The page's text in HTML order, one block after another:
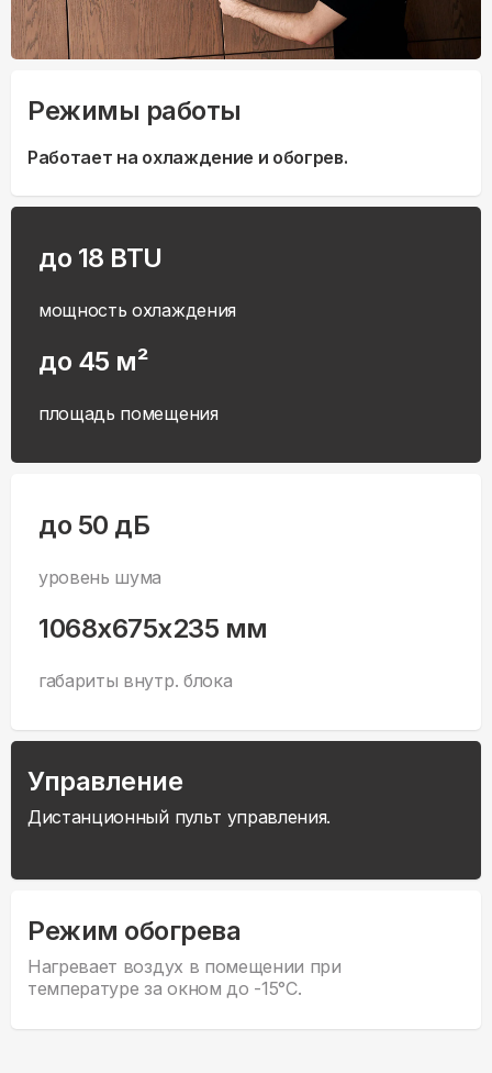
Режимы работы
Работает на охлаждение и обогрев.
до 18 BTU
мощность охлаждения
до 45 м²
площадь помещения
до 50 дБ
уровень шума
1068x675x235 мм
габариты внутр. блока
Управление
Дистанционный пульт управления.
Режим обогрева
Нагревает воздух в помещении при
температуре за окном до -15°С.